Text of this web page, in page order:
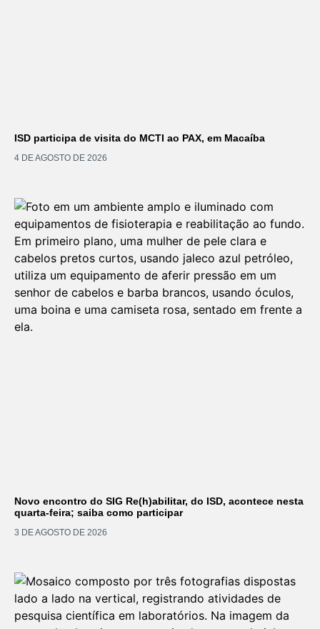
ISD participa de visita do MCTI ao PAX, em Macaíba
4 DE AGOSTO DE 2026
Novo encontro do SIG Re(h)abilitar, do ISD, acontece nesta
quarta-feira; saiba como participar
3 DE AGOSTO DE 2026